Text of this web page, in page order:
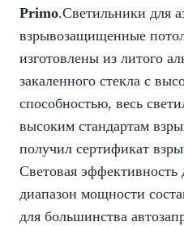
Primo.Светильники для
взрывозащищенные
изготовлены из литого
закаленного стекла с
способностью, весь
высоким стандартам
получил сертификат
Световая эффективность
диапазон мощности
для большинства